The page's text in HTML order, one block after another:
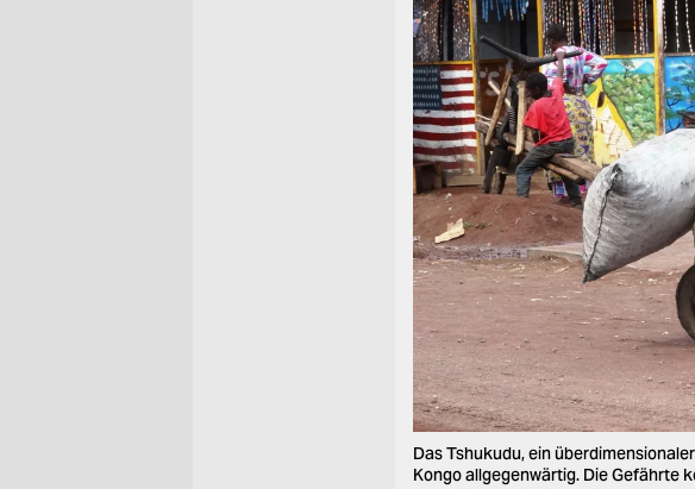
Das Tshukudu, ein
Kongo allgegenwärtig. Die Gefährte